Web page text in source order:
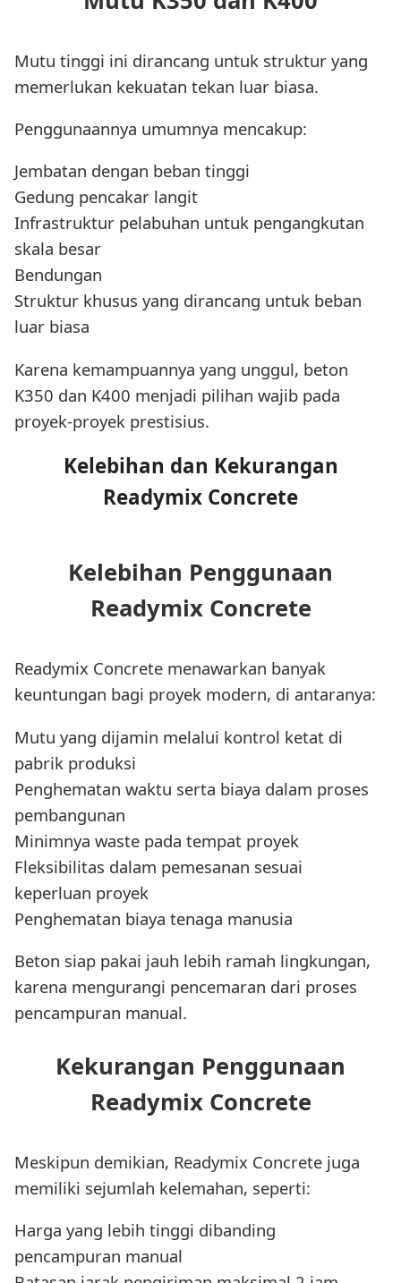
Mutu tinggi ini dirancang untuk struktur yang
memerlukan kekuatan tekan luar biasa.
Penggunaannya umumnya mencakup:
Jembatan dengan beban tinggi
Gedung pencakar langit
Infrastruktur pelabuhan untuk pengangkutan
skala besar
Bendungan
Struktur khusus yang dirancang untuk beban
luar biasa
Karena kemampuannya yang unggul, beton
K350 dan K400 menjadi pilihan wajib pada
proyek-proyek prestisius.
Kelebihan dan Kekurangan
Readymix Concrete
Kelebihan Penggunaan
Readymix Concrete
Readymix Concrete menawarkan banyak
keuntungan bagi proyek modern, di antaranya:
Mutu yang dijamin melalui kontrol ketat di
pabrik produksi
Penghematan waktu serta biaya dalam proses
pembangunan
Minimnya waste pada tempat proyek
Fleksibilitas dalam pemesanan sesuai
keperluan proyek
Penghematan biaya tenaga manusia
Beton siap pakai jauh lebih ramah lingkungan,
karena mengurangi pencemaran dari proses
pencampuran manual.
Kekurangan Penggunaan
Readymix Concrete
Meskipun demikian, Readymix Concrete juga
memiliki sejumlah kelemahan, seperti:
Harga yang lebih tinggi dibanding
pencampuran manual